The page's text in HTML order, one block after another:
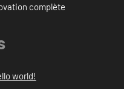
complète
world!